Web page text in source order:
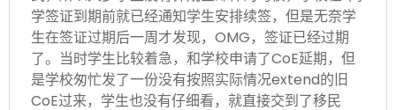
学签证到期前就已经通知学生安排续签，但是无奈学
生在签证过期后一周才发现，OMG，签证已经过期
了。当时学生比较着急，和学校申请了CoE延期，但
是学校匆忙发了一份没有按照实际情况extend的旧
CoE过来，学生也没有仔细看，就直接交到了移民